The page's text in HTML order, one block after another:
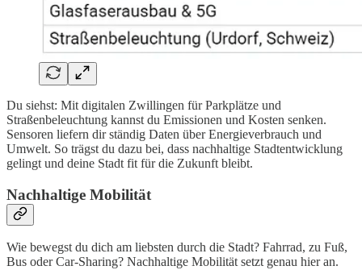
Du siehst: Mit digitalen Zwillingen für Parkplätze und
Straßenbeleuchtung kannst du Emissionen und Kosten senken.
Sensoren liefern dir ständig Daten über Energieverbrauch und
Umwelt. So trägst du dazu bei, dass nachhaltige Stadtentwicklung
gelingt und deine Stadt fit für die Zukunft bleibt.
Nachhaltige Mobilität
Wie bewegst du dich am liebsten durch die Stadt? Fahrrad, zu Fuß,
Bus oder Car-Sharing? Nachhaltige Mobilität setzt genau hier an.